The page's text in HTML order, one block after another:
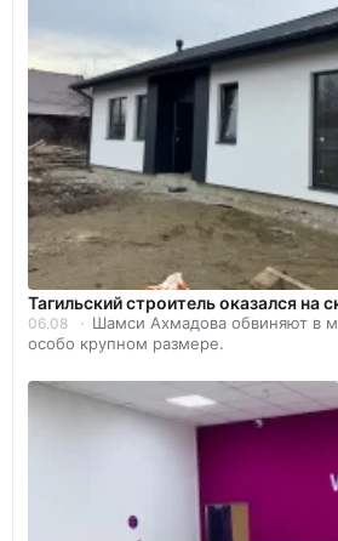
Тагильский строитель оказался на
06.08
Шамси Ахмадова обвиняют в
особо крупном размере.